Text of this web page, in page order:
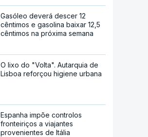
Gasóleo deverá descer 12
cêntimos e gasolina baixar 12,5
cêntimos na próxima semana
O lixo do "Volta". Autarquia de
Lisboa reforçou higiene urbana
Espanha impõe controlos
fronteiriços a viajantes
provenientes de Itália